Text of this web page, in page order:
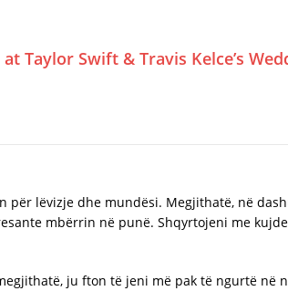
Taylor Swift & Travis Kelce’s
për lëvizje dhe mundësi. Megjithatë, në
mbërrin në punë. Shqyrtojeni me
ju fton të jeni më pak të ngurtë